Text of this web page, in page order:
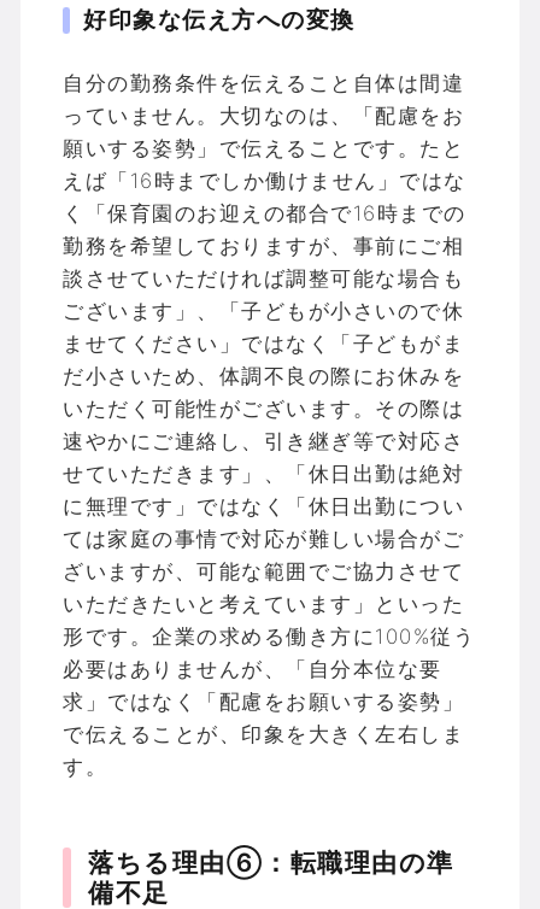
好印象な伝え方への変換
自分の勤務条件を伝えること自体は間違
っていません。大切なのは、「配慮をお
願いする姿勢」で伝えることです。たと
えば「16時までしか働けません」ではな
く「保育園のお迎えの都合で16時までの
勤務を希望しておりますが、事前にご相
談させていただければ調整可能な場合も
ございます」、「子どもが小さいので休
ませてください」ではなく「子どもがま
だ小さいため、体調不良の際にお休みを
いただく可能性がございます。その際は
速やかにご連絡し、引き継ぎ等で対応さ
せていただきます」、「休日出勤は絶対
に無理です」ではなく「休日出勤につい
ては家庭の事情で対応が難しい場合がご
ざいますが、可能な範囲でご協力させて
いただきたいと考えています」といった
形です。企業の求める働き方に100%従う
必要はありませんが、「自分本位な要
求」ではなく「配慮をお願いする姿勢」
で伝えることが、印象を大きく左右しま
す。
落ちる理由⑥：転職理由の準
備不足